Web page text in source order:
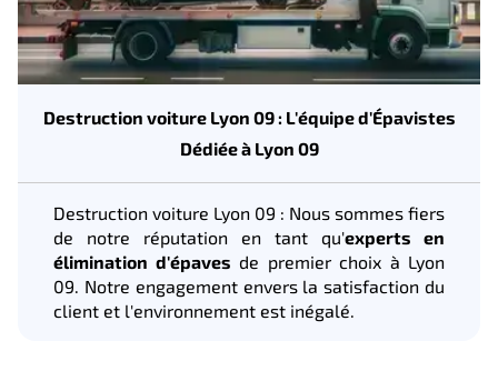
Destruction voiture Lyon 09 : L'équipe d'Épavistes
Dédiée à Lyon 09
Destruction voiture Lyon 09 : Nous sommes fiers
de notre réputation en tant qu'experts en
élimination d'épaves de premier choix à Lyon
09. Notre engagement envers la satisfaction du
client et l'environnement est inégalé.